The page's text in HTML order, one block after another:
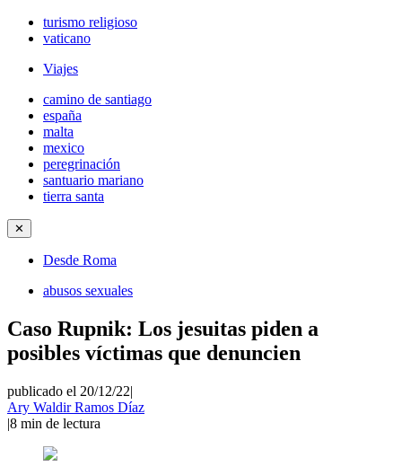
turismo religioso
vaticano
Viajes
camino de santiago
españa
malta
mexico
peregrinación
santuario mariano
tierra santa
✕
Desde Roma
abusos sexuales
Caso Rupnik: Los jesuitas piden a
posibles víctimas que denuncien
publicado el 20/12/22|
Ary Waldir Ramos Díaz
|8 min de lectura